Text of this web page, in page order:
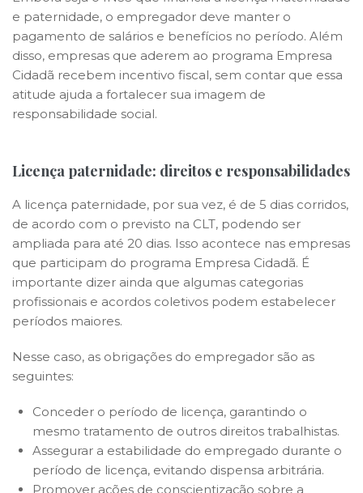
e paternidade, o empregador deve manter o
pagamento de salários e benefícios no período. Além
disso, empresas que aderem ao programa Empresa
Cidadã recebem incentivo fiscal, sem contar que essa
atitude ajuda a fortalecer sua imagem de
responsabilidade social.
Licença paternidade: direitos e responsabilidades
A licença paternidade, por sua vez, é de 5 dias corridos,
de acordo com o previsto na CLT, podendo ser
ampliada para até 20 dias. Isso acontece nas empresas
que participam do programa Empresa Cidadã. É
importante dizer ainda que algumas categorias
profissionais e acordos coletivos podem estabelecer
períodos maiores.
Nesse caso, as obrigações do empregador são as
seguintes:
Conceder o período de licença, garantindo o
mesmo tratamento de outros direitos trabalhistas.
Assegurar a estabilidade do empregado durante o
período de licença, evitando dispensa arbitrária.
Promover ações de conscientização sobre a